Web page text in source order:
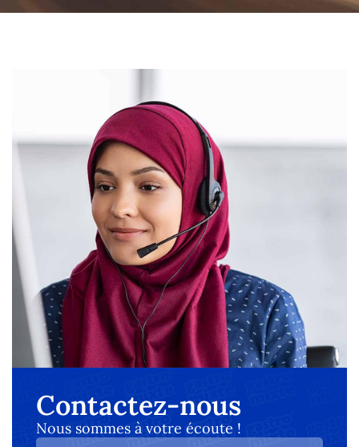
Contactez-nous
Nous sommes à votre écoute !